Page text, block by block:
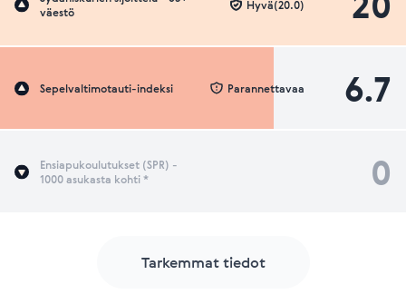
väestö
Hyvä(20.0)
Sepelvaltimotauti-indeksi 6.7
Parannettavaa
Ensiapukoulutukset (SPR) -
1000 asukasta kohti *
0
Tarkemmat tiedot